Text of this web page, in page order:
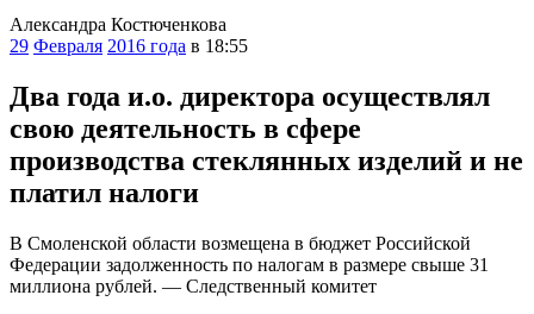
Александра Костюченкова
29 Февраля 2016 года в 18:55
Два года и.о. директора осуществлял
свою деятельность в сфере
производства стеклянных изделий и не
платил налоги
В Смоленской области возмещена в бюджет Российской
Федерации задолженность по налогам в размере свыше 31
миллиона рублей. — Следственный комитет